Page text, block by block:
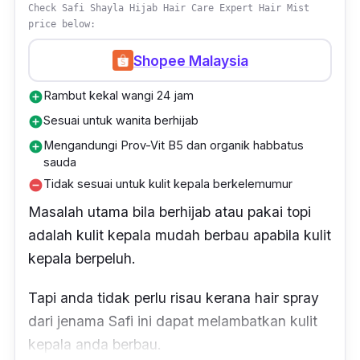
wangi sepanjang hari”
Check Safi Shayla Hijab Hair Care Expert Hair Mist
price below:
Shopee Malaysia
add_circleRambut kekal wangi 24 jam
add_circleSesuai untuk wanita berhijab
add_circleMengandungi Prov-Vit B5 dan organik habbatus
sauda
remove_circleTidak sesuai untuk kulit kepala berkelemumur
Masalah utama bila berhijab atau pakai topi
adalah kulit kepala mudah berbau apabila kulit
kepala berpeluh.
Tapi anda tidak perlu risau kerana hair spray
dari jenama Safi ini dapat melambatkan kulit
kepala anda berbau.